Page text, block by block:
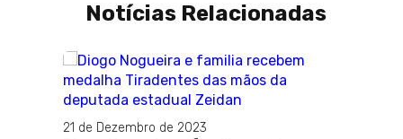
Notícias Relacionadas